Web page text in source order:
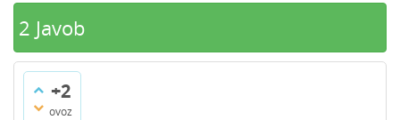
2 Javob
+2
ovoz